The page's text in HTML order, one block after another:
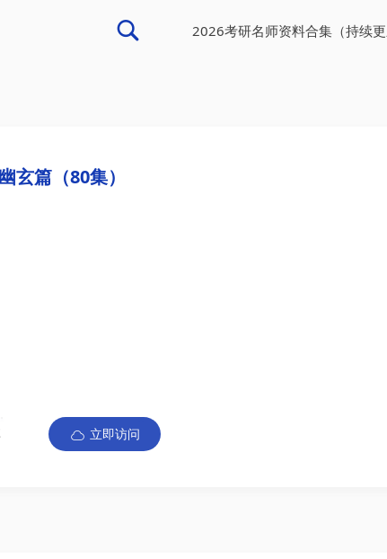
2026考研名师资料合集（持续更
玄篇（80集）
立即访问